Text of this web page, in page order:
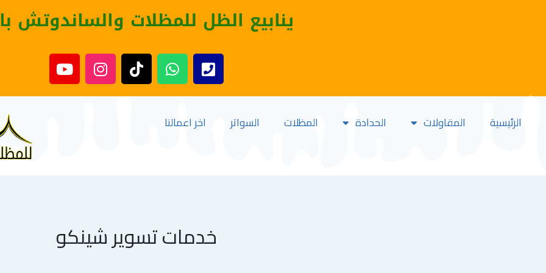
ينابيع الظل للمظلات والساندوتش
الرئيسية المقاولات الحدادة المظلات السواتر اخر اعمالنا
خدمات تسوير شينكو